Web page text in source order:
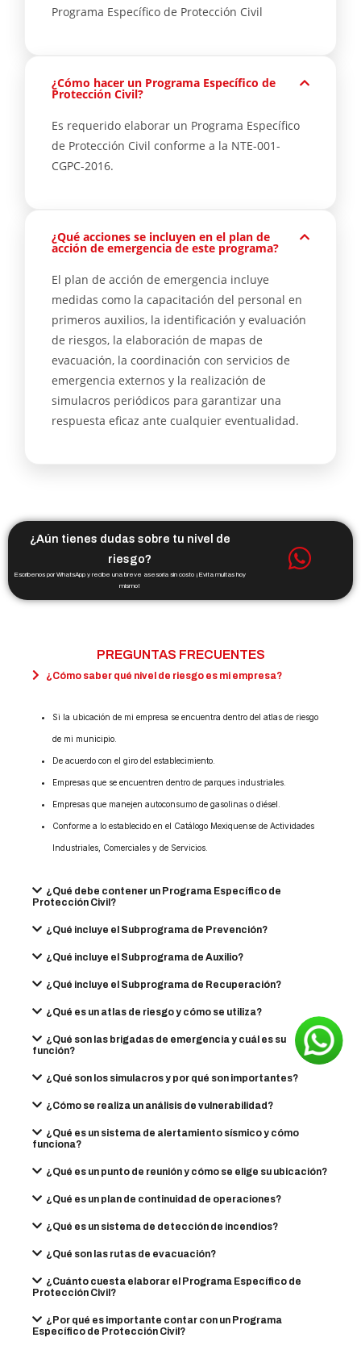
Programa Específico de Protección Civil
¿Cómo hacer un Programa Específico de
Protección Civil?
Es requerido elaborar un Programa Específico
de Protección Civil conforme a la NTE-001-
CGPC-2016.
¿Qué acciones se incluyen en el plan de
acción de emergencia de este programa?
El plan de acción de emergencia incluye
medidas como la capacitación del personal en
primeros auxilios, la identificación y evaluación
de riesgos, la elaboración de mapas de
evacuación, la coordinación con servicios de
emergencia externos y la realización de
simulacros periódicos para garantizar una
respuesta eficaz ante cualquier eventualidad.
¿Aún tienes dudas sobre tu nivel de
riesgo?
Escríbenos por WhatsApp y recibe una breve asesoría sin costo ¡Evita multas hoy
mismo!
PREGUNTAS FRECUENTES
¿Cómo saber qué nivel de riesgo es mi empresa?
Si la ubicación de mi empresa se encuentra dentro del atlas de riesgo
de mi municipio.
De acuerdo con el giro del establecimiento.
Empresas que se encuentren dentro de parques industriales.
Empresas que manejen autoconsumo de gasolinas o diésel.
Conforme a lo establecido en el Catálogo Mexiquense de Actividades
Industriales, Comerciales y de Servicios.
¿Qué debe contener un Programa Específico de
Protección Civil?
¿Qué incluye el Subprograma de Prevención?
¿Qué incluye el Subprograma de Auxilio?
¿Qué incluye el Subprograma de Recuperación?
¿Qué es un atlas de riesgo y cómo se utiliza?
¿Qué son las brigadas de emergencia y cuál es su
función?
¿Qué son los simulacros y por qué son importantes?
¿Cómo se realiza un análisis de vulnerabilidad?
¿Qué es un sistema de alertamiento sísmico y cómo
funciona?
¿Qué es un punto de reunión y cómo se elige su ubicación?
¿Qué es un plan de continuidad de operaciones?
¿Qué es un sistema de detección de incendios?
¿Qué son las rutas de evacuación?
¿Cuánto cuesta elaborar el Programa Específico de
Protección Civil?
¿Por qué es importante contar con un Programa
Específico de Protección Civil?